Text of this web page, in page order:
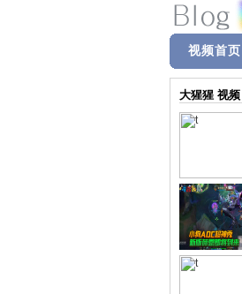
视频首页
大猩猩 视频